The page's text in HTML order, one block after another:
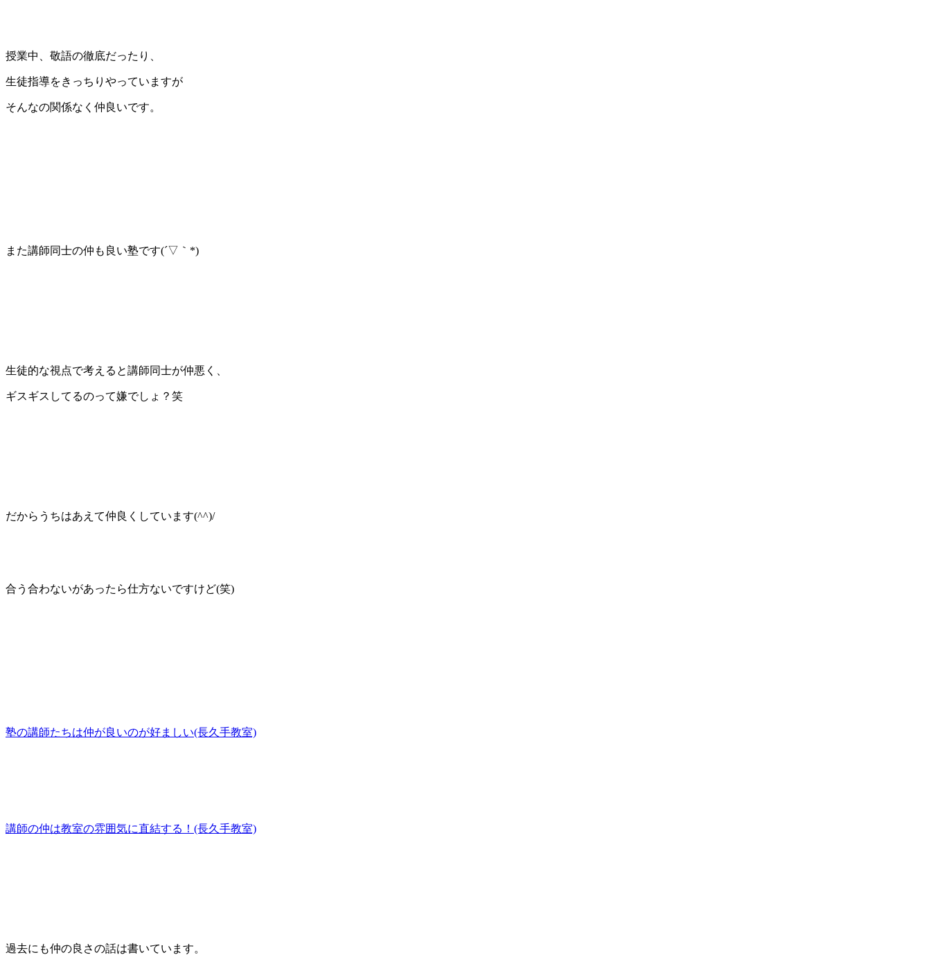
授業中、敬語の徹底だったり、
生徒指導をきっちりやっていますが
そんなの関係なく仲良いです。
また講師同士の仲も良い塾です(´▽｀*)
生徒的な視点で考えると講師同士が仲悪く、
ギスギスしてるのって嫌でしょ？笑
だからうちはあえて仲良くしています(^^)/
合う合わないがあったら仕方ないですけど(笑)
塾の講師たちは仲が良いのが好ましい(長久手教室)
講師の仲は教室の雰囲気に直結する！(長久手教室)
過去にも仲の良さの話は書いています。